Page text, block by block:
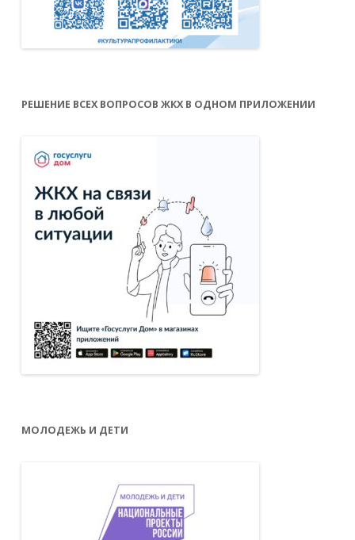
РЕШЕНИЕ ВСЕХ ВОПРОСОВ ЖКХ В ОДНОМ ПРИЛОЖЕНИИ
МОЛОДЕЖЬ И ДЕТИ